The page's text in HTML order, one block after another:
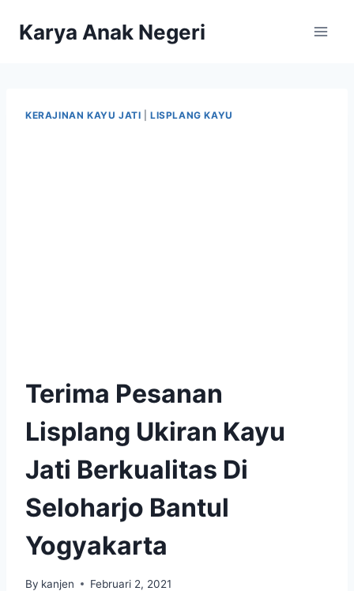
Karya Anak Negeri
KERAJINAN KAYU JATI |LISPLANG KAYU
Terima Pesanan
Lisplang Ukiran Kayu
Jati Berkualitas Di
Seloharjo Bantul
Yogyakarta
By kanjen Februari 2, 2021